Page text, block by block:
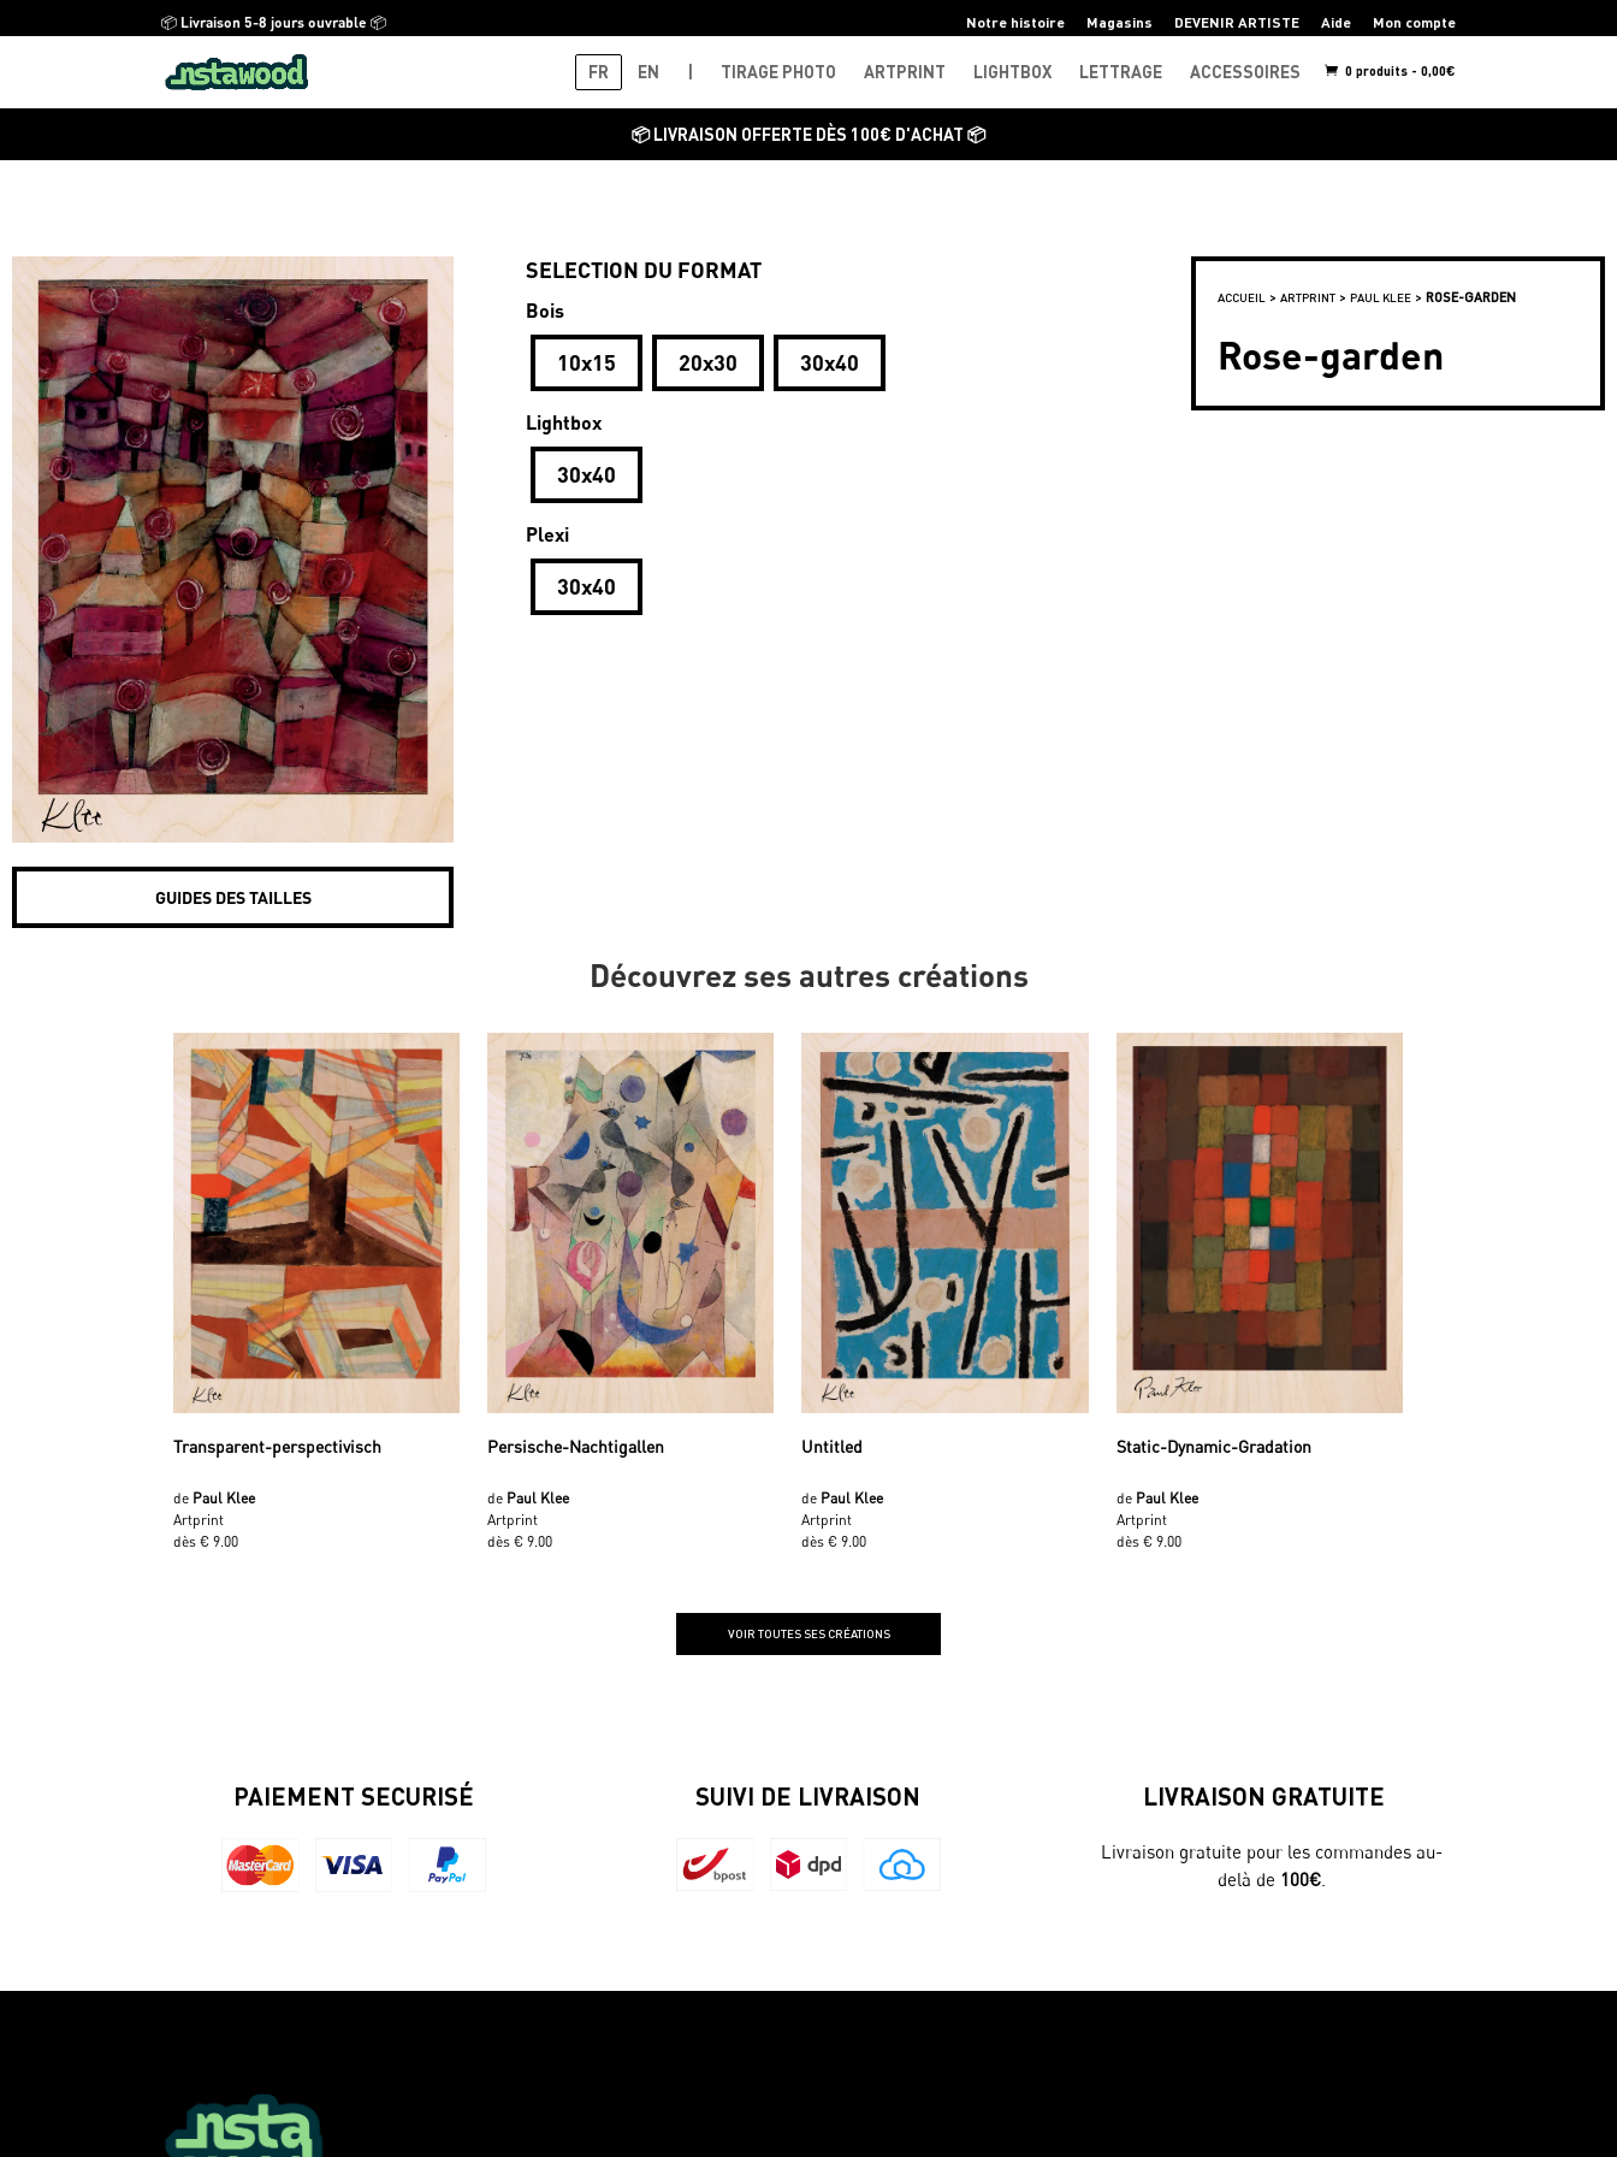
📦 Livraison 5-8 jours ouvrable 📦 Notre histoire Magasins DEVENIR ARTISTE Aide Mon compte
FR EN TIRAGE PHOTO ARTPRINT LIGHTBOX LETTRAGE ACCESSOIRES 0 produits - 0,00€
📦 LIVRAISON OFFERTE DÈS 100€ D'ACHAT 📦
GUIDES DES TAILLES
SELECTION DU FORMAT
Bois
10x15 20x30 30x40
Lightbox
30x40
Plexi
30x40
ACCUEIL > ARTPRINT> PAUL KLEE> ROSE-GARDEN
Rose-garden
Découvrez ses autres créations
Transparent-perspectivisch
de Paul Klee
Artprint
dès € 9.00
Persische-Nachtigallen
de Paul Klee
Artprint
dès € 9.00
Untitled
de Paul Klee
Artprint
dès € 9.00
Static-Dynamic-Gradation
de Paul Klee
Artprint
dès € 9.00
VOIR TOUTES SES CRÉATIONS
PAIEMENT SECURISÉ SUIVI DE LIVRAISON LIVRAISON GRATUITE
Livraison gratuite pour les commandes au-
delà de 100€.